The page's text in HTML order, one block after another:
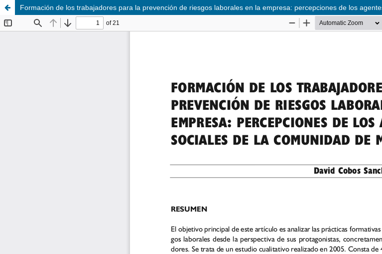
Formación de los trabajadores para la prevención de riesgos laborales en la empresa: percepciones de los